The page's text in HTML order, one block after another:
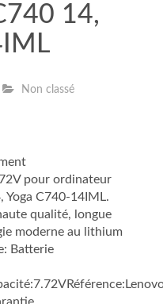
14,
Non classé
pour ordinateur
Yoga C740-14IML.
qualité, longue
moderne au lithium
Batterie